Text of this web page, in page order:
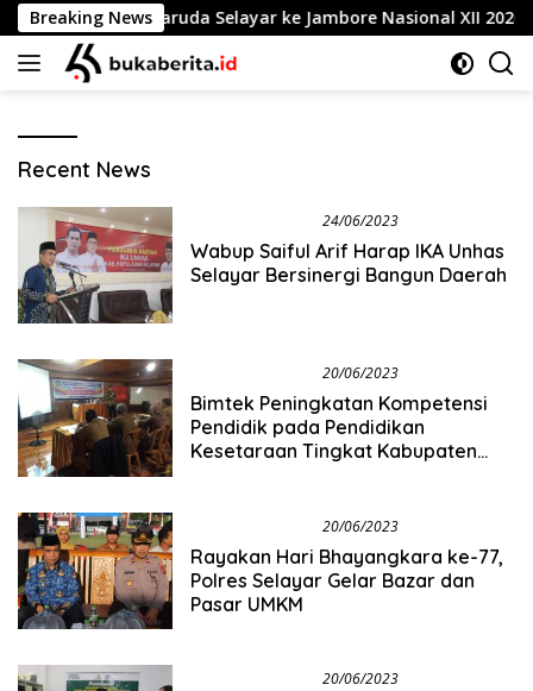
Skip
to
content
Breaking News
Pramuka Garuda Selayar ke Jambore Nasional XII 2026 di
Buka
Recent News
24/06/2023
Wabup Saiful Arif Harap IKA Unhas
Selayar Bersinergi Bangun Daerah
20/06/2023
Bimtek Peningkatan Kompetensi
Pendidik pada Pendidikan
Kesetaraan Tingkat Kabupaten
20/06/2023
Rayakan Hari Bhayangkara ke-77,
Polres Selayar Gelar Bazar dan
Pasar UMKM
20/06/2023